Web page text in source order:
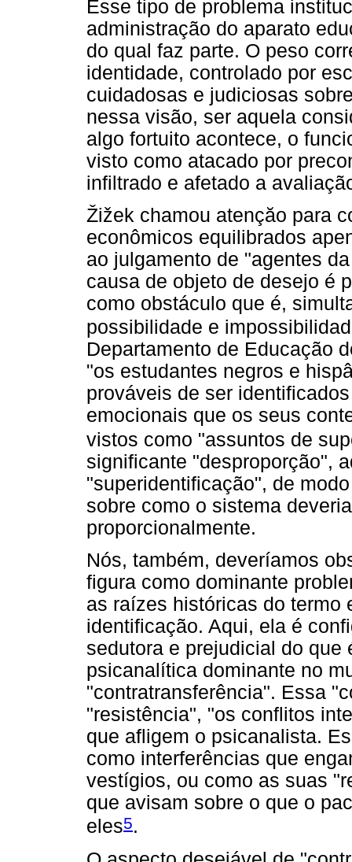
Esse tipo de problema
administração do aparato
do qual faz parte. O peso
identidade, controlado por
cuidadosas e judiciosas
nessa visão, ser aquela
algo fortuito acontece, o
visto como atacado por
infiltrado e afetado a
Žižek chamou atençăo para
econômicos equilibrados
ao julgamento de "agentes
causa de objeto de desejo é
como obstáculo que é,
possibilidade e
Departamento de Educação
"os estudantes negros e
prováveis de ser
emocionais que os seus
vistos como "assuntos de
significante "desproporção",
"superidentificação", de
sobre como o sistema
proporcionalmente.
Nós, também, deveríamos
figura como dominante
as raízes históricas do termo
identificação. Aqui, ela é
sedutora e prejudicial do que
psicanalítica dominante no
"contratransferência". Essa
"resistência", "os conflitos
que afligem o psicanalista.
como interferências que
vestígios, ou como as suas
que avisam sobre o que o
eles5.